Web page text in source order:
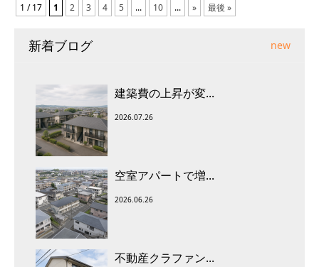
1 / 17 1 2 3 4 5 ... 10 ... » 最後 »
新着ブログ new
建築費の上昇が変...
2026.07.26
空室アパートで増...
2026.06.26
不動産クラファン...